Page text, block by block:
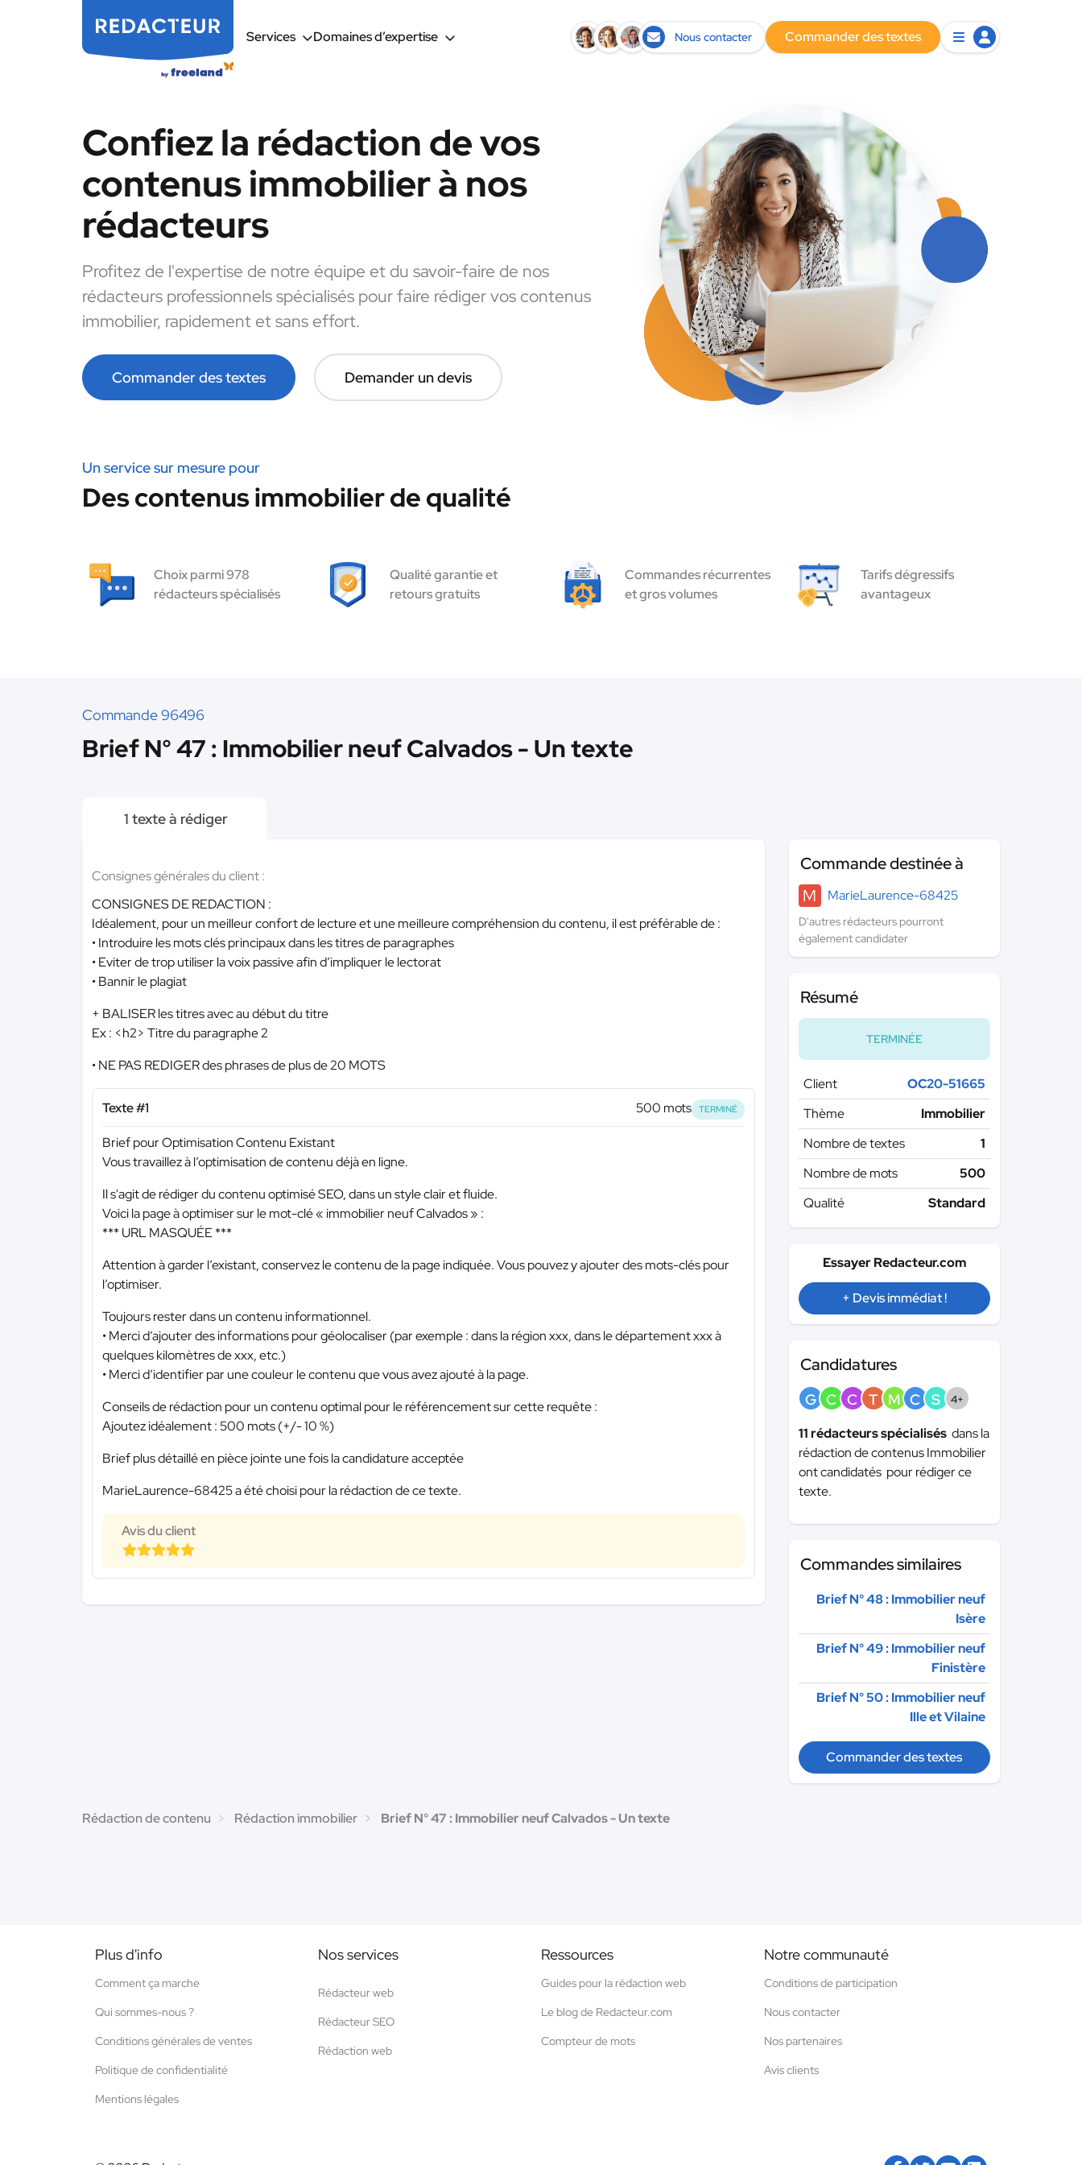
Services Domaines d’expertise Nous contacter Commander des textes
Confiez la rédaction de vos
contenus immobilier à nos
rédacteurs
Profitez de l'expertise de notre équipe et du savoir-faire de nos
rédacteurs professionnels spécialisés pour faire rédiger vos contenus
immobilier, rapidement et sans effort.
Commander des textes Demander un devis
Un service sur mesure pour
Des contenus immobilier de qualité
Choix parmi 978
rédacteurs spécialisés
Qualité garantie et
retours gratuits
Commandes récurrentes
et gros volumes
Tarifs dégressifs
avantageux
Commande 96496
Brief N° 47 : Immobilier neuf Calvados - Un texte
1 texte à rédiger
Consignes générales du client :
CONSIGNES DE REDACTION :
Idéalement, pour un meilleur confort de lecture et une meilleure compréhension du contenu, il est préférable de :
• Introduire les mots clés principaux dans les titres de paragraphes
• Eviter de trop utiliser la voix passive afin d’impliquer le lectorat
• Bannir le plagiat
+ BALISER les titres avec au début du titre
Ex : <h2> Titre du paragraphe 2
• NE PAS REDIGER des phrases de plus de 20 MOTS
Texte #1 500 mots TERMINÉ
Brief pour Optimisation Contenu Existant
Vous travaillez à l’optimisation de contenu déjà en ligne.
Il s'agit de rédiger du contenu optimisé SEO, dans un style clair et fluide.
Voici la page à optimiser sur le mot-clé « immobilier neuf Calvados » :
*** URL MASQUÉE ***
Attention à garder l’existant, conservez le contenu de la page indiquée. Vous pouvez y ajouter des mots-clés pour
l’optimiser.
Toujours rester dans un contenu informationnel.
• Merci d’ajouter des informations pour géolocaliser (par exemple : dans la région xxx, dans le département xxx à
quelques kilomètres de xxx, etc.)
• Merci d’identifier par une couleur le contenu que vous avez ajouté à la page.
Conseils de rédaction pour un contenu optimal pour le référencement sur cette requête :
Ajoutez idéalement : 500 mots (+/- 10 %)
Brief plus détaillé en pièce jointe une fois la candidature acceptée
MarieLaurence-68425 a été choisi pour la rédaction de ce texte.
Avis du client
Commande destinée à
M
MarieLaurence-68425
D'autres rédacteurs pourront
également candidater
Résumé
TERMINÉE
Client
OC20-51665
Thème
Immobilier
Nombre de textes
1
Nombre de mots
500
Qualité
Standard
Essayer Redacteur.com
+ Devis immédiat !
Candidatures
G C C T M C S 4+
11 rédacteurs spécialisés dans la
rédaction de contenus Immobilier
ont candidatés pour rédiger ce
texte.
Commandes similaires
Brief N° 48 : Immobilier neuf
Isère
Brief N° 49 : Immobilier neuf
Finistère
Brief N° 50 : Immobilier neuf
Ille et Vilaine
Commander des textes
Rédaction de contenu Rédaction immobilier Brief N° 47 : Immobilier neuf Calvados - Un texte
Plus d'info
Comment ça marche
Qui sommes-nous ?
Conditions générales de ventes
Politique de confidentialité
Mentions légales
Nos services
Rédacteur web
Rédacteur SEO
Rédaction web
Ressources
Guides pour la rédaction web
Le blog de Redacteur.com
Compteur de mots
Notre communauté
Conditions de participation
Nous contacter
Nos partenaires
Avis clients